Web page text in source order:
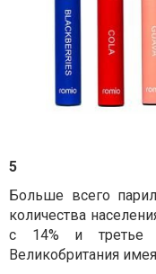
5
Больше всего
количества
с 14% и
Великобритания